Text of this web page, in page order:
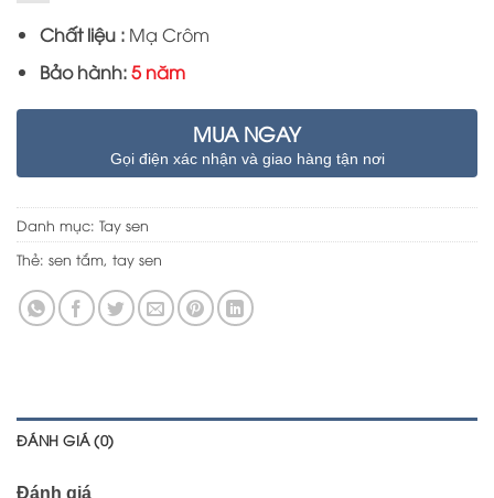
Chất liệu :Mạ Crôm
Bảo hành:5 năm
MUA NGAY
Gọi điện xác nhận và giao hàng tận nơi
Danh mục: Tay sen
Thẻ: sen tắm, tay sen
ĐÁNH GIÁ (0)
Đánh giá